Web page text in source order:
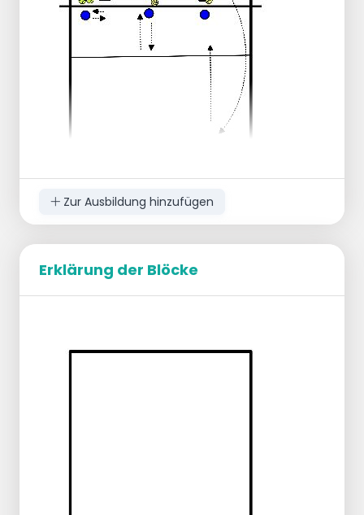
Auf den Pass folgt ein Aufbau auf 4, der
vom bereitstehenden Spieler angegriffen
Blockieren auf Position 2
Abblocken auf den Positionen 2 und 3
2 Personen auf einem Stuhl, eine mit 2
Tennisbällen.
Auf der anderen Seite des Netzes muss
man Blöcke und Tennisbälle nehmen
Zur Ausbildung hinzufügen
Erklärung der Blöcke